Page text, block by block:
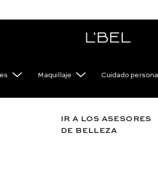
Maquillaje Cuidado personal
IR A LOS ASESORES
DE BELLEZA